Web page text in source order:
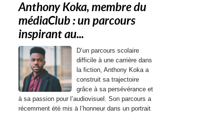
Anthony Koka, membre du
médiaClub : un parcours
inspirant au...
D’un parcours scolaire
difficile à une carrière dans
la fiction, Anthony Koka a
construit sa trajectoire
grâce à sa persévérance et
à sa passion pour l’audiovisuel. Son parcours a
récemment été mis à l’honneur dans un portrait